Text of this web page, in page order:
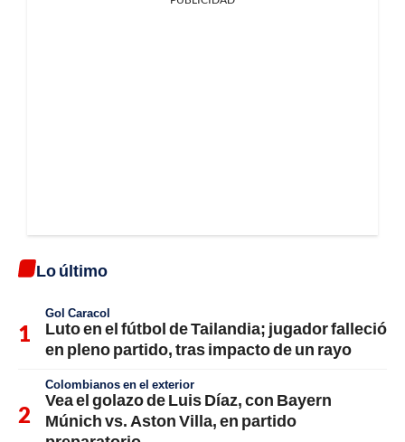
Lo último
Gol Caracol
Luto en el fútbol de Tailandia; jugador falleció
en pleno partido, tras impacto de un rayo
Colombianos en el exterior
Vea el golazo de Luis Díaz, con Bayern
Múnich vs. Aston Villa, en partido